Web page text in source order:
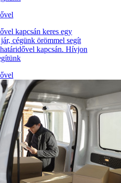
kapcsán keres egy
cégünk örömmel segít
kapcsán. Hívjon